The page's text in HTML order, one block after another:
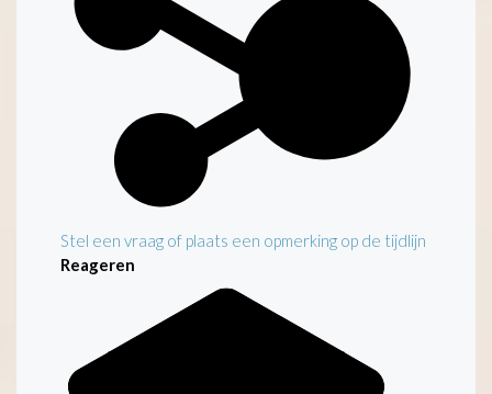
Stel een vraag of plaats een opmerking op de tijdlijn
Reageren